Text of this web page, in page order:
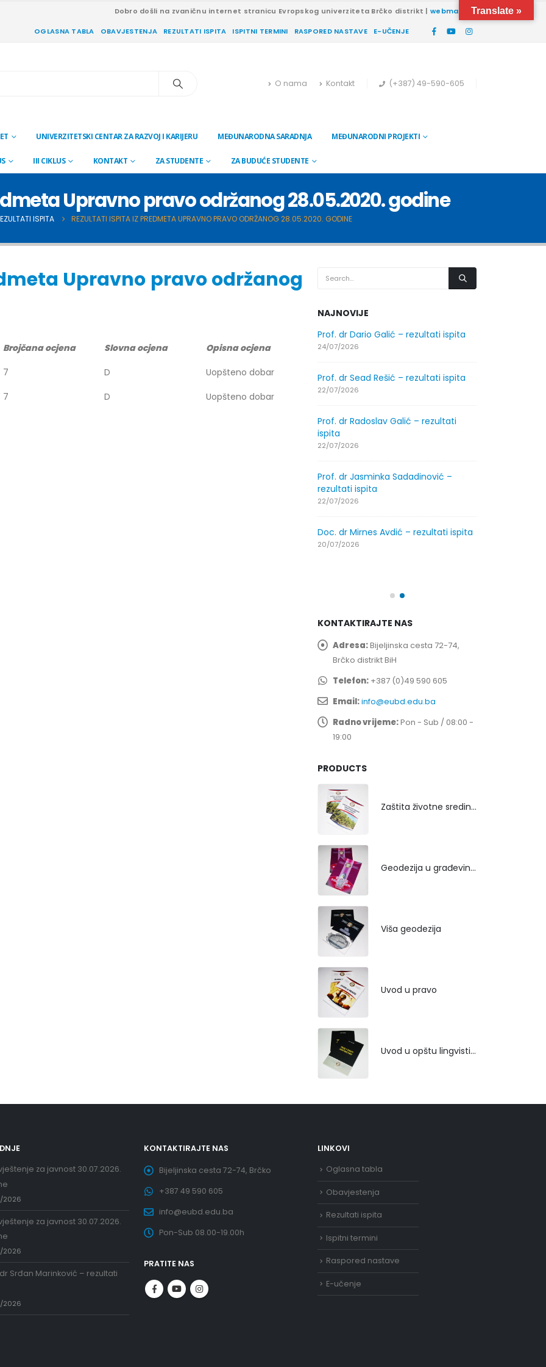
Dobro došli na zvaničnu internet stranicu Evropskog univerziteta Brčko distrikt |webmail
OGLASNA TABLA OBAVJESTENJA REZULTATI ISPITA ISPITNI TERMINI RASPORED NASTAVE E-UČENJE
O nama Kontakt (+387) 49-590-605
UNIVERZITETSKI CENTAR ZA RAZVOJ I KARIJERU MEĐUNARODNA SARADNJA MEĐUNARODNI PROJEKTI
III CIKLUS KONTAKT ZA STUDENTE ZA BUDUĆE STUDENTE
Upravno pravo održanog 28.05.2020. godine
ISPITA REZULTATI ISPITA IZ PREDMETA UPRAVNO PRAVO ODRŽANOG 28.05.2020. GODINE
Upravno pravo održanog
Brojčana ocjena Slovna ocjena
Opisna ocjena
7 D
Uopšteno dobar
7 D Uopšteno dobar
NAJNOVIJE
Sead Rešić – rezultati ispita
godine
Obavještenje za javnost 30.07.2026.
Prof. dr Dario Galić – rezultati ispita
24/07/2026
Prof. dr Sead Rešić – rezultati ispita
22/07/2026
Prof. dr Radoslav Galić – rezultati
ispita
22/07/2026
Prof. dr Jasminka Sadadinović –
rezultati ispita
22/07/2026
Doc. dr Mirnes Avdić – rezultati ispita
20/07/2026
KONTAKTIRAJTE NAS
Adresa:Bijeljinska cesta 72-74,
Brčko distrikt BiH
Telefon: +387 (0)49 590 605
Email:info@eubd.edu.ba
Radno vrijeme:Pon - Sub / 08:00 -
19:00
PRODUCTS
Zaštita životne sredine rekultivacijom odlagališta
Geodezija u građevinarstvu
Viša geodezija
Uvod u pravo
Uvod u opštu lingvistiku
za javnost 30.07.2026.
2026
za javnost 30.07.2026.
2026
Srđan Marinković – rezultati
2026
KONTAKTIRAJTE NAS
Bijeljinska cesta 72-74, Brčko
+387 49 590 605
info@eubd.edu.ba
Pon-Sub 08.00-19.00h
PRATITE NAS
LINKOVI
Oglasna tabla
Obavjestenja
Rezultati ispita
Ispitni termini
Raspored nastave
E-učenje
Translate »